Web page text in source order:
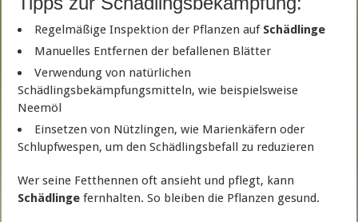
Regelmäßige Inspektion der Pflanzen auf Schädlinge
Manuelles Entfernen der befallenen Blätter
Verwendung von natürlichen
Schädlingsbekämpfungsmitteln, wie beispielsweise
Neemöl
Einsetzen von Nützlingen, wie Marienkäfern oder
Schlupfwespen, um den Schädlingsbefall zu reduzieren
Wer seine Fetthennen oft ansieht und pflegt, kann
Schädlinge fernhalten. So bleiben die Pflanzen gesund.